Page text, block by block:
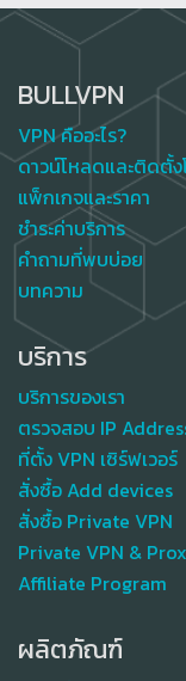
BULLVPN
VPN คืออะไร?
ดาวน์โหลดและติดตั้ง
แพ็กเกจและราคา
ชำระค่าบริการ
คำถามที่พบบ่อย
บทความ
บริการ
บริการของเรา
ตรวจสอบ IP
ที่ตั้ง VPN เซิร์ฟเวอร์
สั่งซื้อ Add devices
สั่งซื้อ Private VPN
Private VPN &
Affiliate Program
ผลิตภัณฑ์